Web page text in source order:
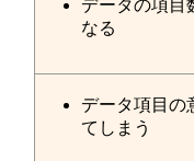
データの項目
なる
データ項目の
てしまう